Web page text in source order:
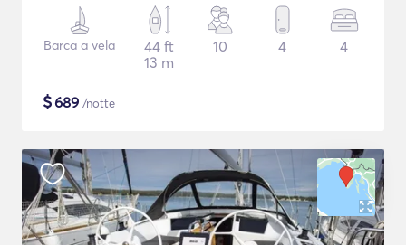
Barca a vela
44 ft
13 m
10 4 4
$689 /notte